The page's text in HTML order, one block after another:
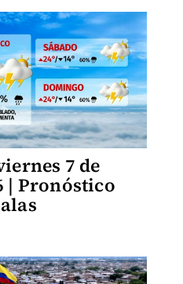
7 de
| Pronóstico